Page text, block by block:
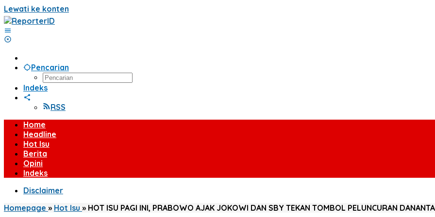
Lewati ke konten
Pencarian
Indeks
RSS
Home
Headline
Hot Isu
Berita
Opini
Indeks
Disclaimer
Homepage » Hot Isu » HOT ISU PAGI INI, PRABOWO AJAK JOKOWI DAN SBY TEKAN TOMBOL PELUNCURAN